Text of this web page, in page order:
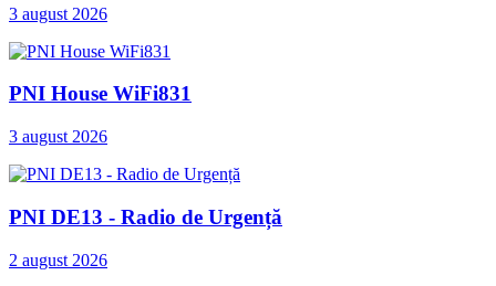
3 august 2026
PNI House WiFi831
3 august 2026
PNI DE13 - Radio de Urgență
2 august 2026